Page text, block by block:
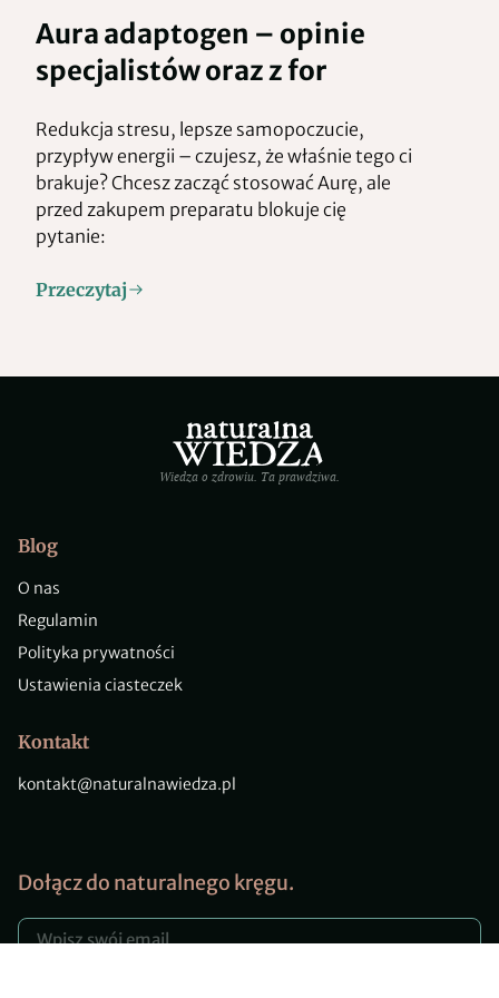
Aura adaptogen – opinie
specjalistów oraz z for
Redukcja stresu, lepsze samopoczucie,
przypływ energii – czujesz, że właśnie tego ci
brakuje? Chcesz zacząć stosować Aurę, ale
przed zakupem preparatu blokuje cię
pytanie:
Przeczytaj
Wiedza o zdrowiu. Ta prawdziwa.
Blog
O nas
Regulamin
Polityka prywatności
Ustawienia ciasteczek
Kontakt
kontakt@naturalnawiedza.pl
Dołącz do naturalnego kręgu.